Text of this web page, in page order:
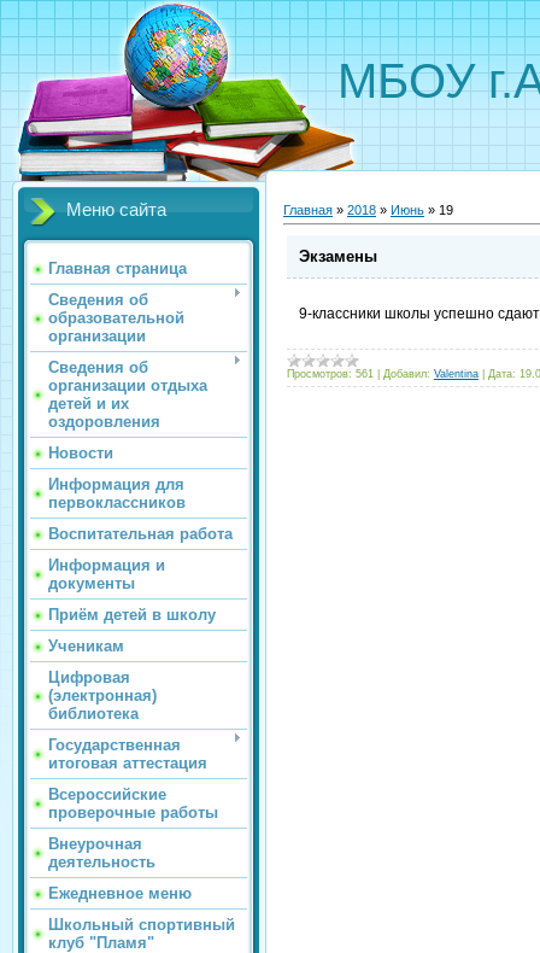
МБОУ
Меню сайта
Главная страница
Сведения об
образовательной
организации
Сведения об
организации отдыха
детей и их
оздоровления
Новости
Информация для
первоклассников
Воспитательная работа
Информация и
документы
Приём детей в школу
Ученикам
Цифровая
(электронная)
библиотека
Государственная
итоговая аттестация
Всероссийские
проверочные работы
Внеурочная
деятельность
Ежедневное меню
Школьный спортивный
клуб "Пламя"
Главная » 2018 » Июнь » 19
Экзамены
9-классники школы успешно
Просмотров: 561 Добавил: Valentina Дата: